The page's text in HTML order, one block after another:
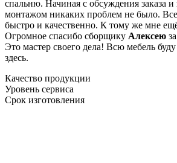
спальню. Начиная с обсуждения заказа и
монтажом никаких проблем не было.
быстро и качественно. К тому же мне
Огромное спасибо сборщику Алексею
Это мастер своего дела! Всю мебель буду
здесь.
Качество продукции
Уровень сервиса
Срок изготовления